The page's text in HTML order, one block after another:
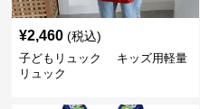
¥2,460 (税込)
子どもリュック キッズ用軽量
リュック